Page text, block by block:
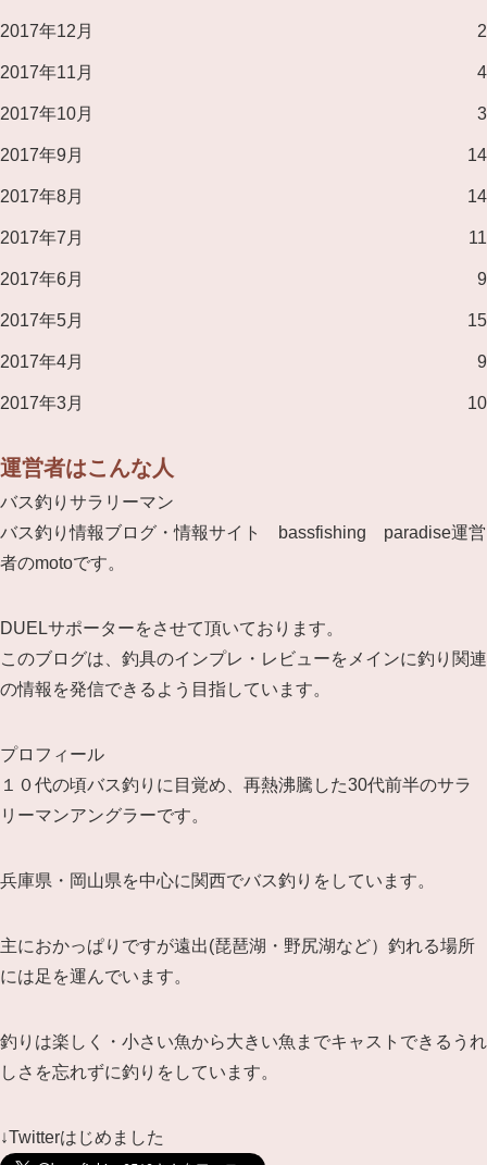
2017年12月 2
2017年11月 4
2017年10月 3
2017年9月 14
2017年8月 14
2017年7月 11
2017年6月 9
2017年5月 15
2017年4月 9
2017年3月 10
運営者はこんな人
バス釣りサラリーマン
バス釣り情報ブログ・情報サイト bassfishing paradise運営
者のmotoです。
DUELサポーターをさせて頂いております。
このブログは、釣具のインプレ・レビューをメインに釣り関連
の情報を発信できるよう目指しています。
プロフィール
１０代の頃バス釣りに目覚め、再熱沸騰した30代前半のサラ
リーマンアングラーです。
兵庫県・岡山県を中心に関西でバス釣りをしています。
主におかっぱりですが遠出(琵琶湖・野尻湖など）釣れる場所
には足を運んでいます。
釣りは楽しく・小さい魚から大きい魚までキャストできるうれ
しさを忘れずに釣りをしています。
↓Twitterはじめました